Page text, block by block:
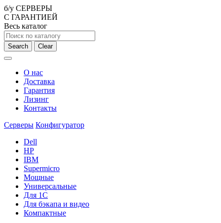
б/у СЕРВЕРЫ
С ГАРАНТИЕЙ
Весь каталог
Search Clear
О нас
Доставка
Гарантия
Лизинг
Контакты
Серверы Конфигуратор
Dell
HP
IBM
Supermicro
Мощные
Универсальные
Для 1С
Для бэкапа и видео
Компактные